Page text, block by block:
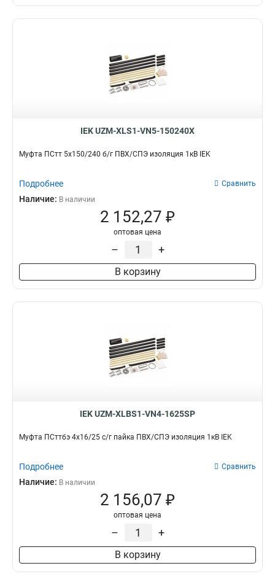
IEK UZM-XLS1-VN5-150240X
Муфта ПСтт 5х150/240 б/г ПВХ/СПЭ изоляция 1кВ IEK
Подробнее Сравнить
Наличие: В наличии
2 152,27 ₽
оптовая цена
– +
В корзину
IEK UZM-XLBS1-VN4-1625SP
Муфта ПСттбэ 4х16/25 с/г пайка ПВХ/СПЭ изоляция 1кВ IEK
Подробнее Сравнить
Наличие: В наличии
2 156,07 ₽
оптовая цена
– +
В корзину